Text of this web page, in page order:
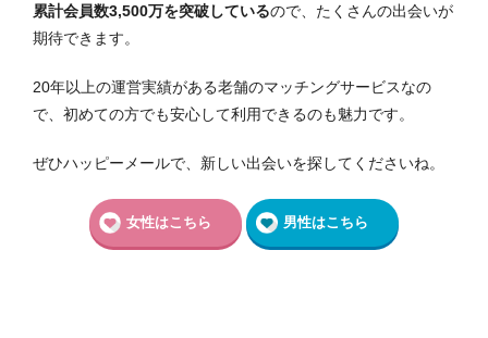
累計会員数3,500万を突破しているので、たくさんの出会いが
期待できます。
20年以上の運営実績がある老舗のマッチングサービスなの
で、初めての方でも安心して利用できるのも魅力です。
ぜひハッピーメールで、新しい出会いを探してくださいね。
女性はこちら 男性はこちら